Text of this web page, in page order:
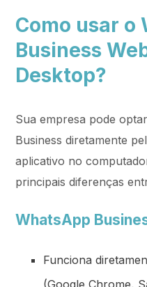
Como usar o
Business
Desktop?
Sua empresa pode
Business diretamente
aplicativo no
principais diferenças
WhatsApp
Funciona
(Google Chrome,